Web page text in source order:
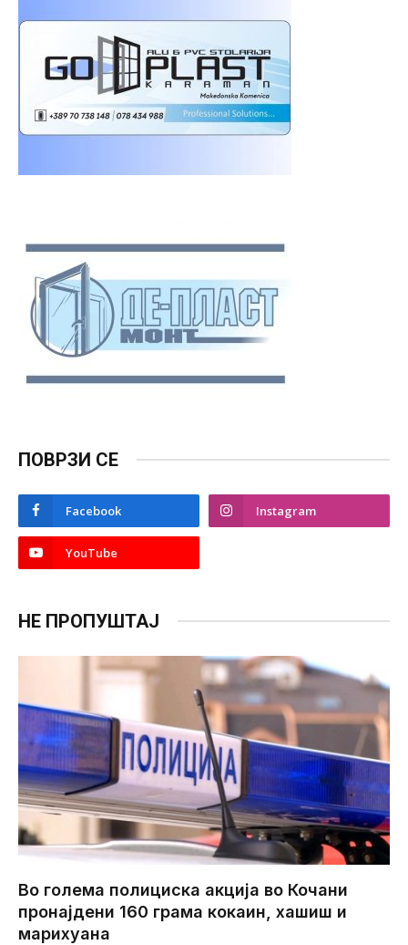
ПОВРЗИ СЕ
Facebook Instagram
YouTube
НЕ ПРОПУШТАЈ
Во голема полициска акција во Кочани
пронајдени 160 грама кокаин, хашиш и
марихуана